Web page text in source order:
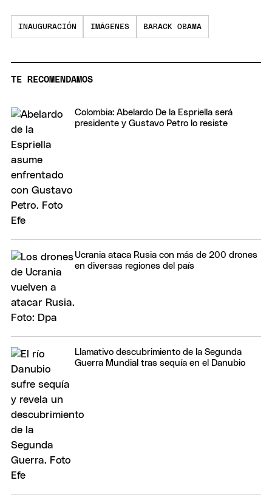
INAUGURACIÓN IMÁGENES BARACK OBAMA
TE RECOMENDAMOS
Colombia: Abelardo De la Espriella será
presidente y Gustavo Petro lo resiste
Ucrania ataca Rusia con más de 200 drones
en diversas regiones del país
Llamativo descubrimiento de la Segunda
Guerra Mundial tras sequía en el Danubio